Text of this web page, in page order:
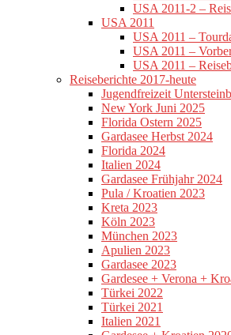
USA 2011-2 –
USA 2011
USA 2011 –
USA 2011 –
USA 2011 –
Reiseberichte 2017-heute
Jugendfreizeit
New York Juni 2025
Florida Ostern 2025
Gardasee Herbst 2024
Florida 2024
Italien 2024
Gardasee Frühjahr 2024
Pula / Kroatien 2023
Kreta 2023
Köln 2023
München 2023
Apulien 2023
Gardasee 2023
Gardesee + Verona +
Türkei 2022
Türkei 2021
Italien 2021